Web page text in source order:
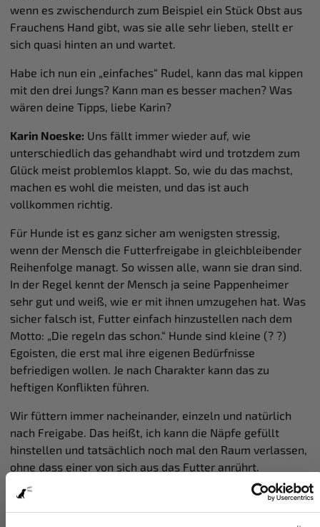
wenn es zwischendurch zum Beispiel ein Stück Obst aus
Frauchens Hand gibt, was sie alle sehr lieben, stellt er
sich quasi hinten an und wartet.
Habe ich nun ein „einfaches“ Rudel, kann das mal kippen
mit den drei Jungs? Kann man es besser machen? Was
wären deine Tipps, liebe Karin?
Karin Noeske: Uns fällt immer wieder auf, wie
unterschiedlich das gehandhabt wird und trotzdem zum
Glück meist problemlos klappt. So, wie du das machst,
machen es wohl die meisten, und das ist auch
vollkommen richtig.
Für Hunde ist es ganz sicher am wenigsten stressig,
wenn der Mensch die Futterfreigabe in gleichbleibender
Reihenfolge managt. So wissen alle, wann sie dran sind.
In der Regel kennt der Mensch ja seine Pappenheimer
sehr gut und weiß, wie er mit ihnen umzugehen hat. Was
sicher falsch ist, Futter einfach hinzustellen nach dem
Motto: „Die regeln das schon.“ Hunde sind kleine (? ?)
Egoisten, die erst mal ihre eigenen Bedürfnisse
befriedigen wollen. Je nach Charakter kann das zu
heftigen Konflikten führen.
Wir füttern immer nacheinander, einzeln und natürlich
nach Freigabe. Das heißt, ich kann die Näpfe gefüllt
hinstellen und tatsächlich noch mal den Raum verlassen,
ohne dass einer von sich aus das Futter anrührt.
Melanie Licht:
Wau, das beeindruckt mich jetzt natürlich
sehr! Unfassbar, und das liegt sicherlich nicht daran, dass